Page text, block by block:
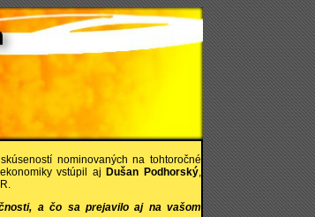
nominovaných na tohtoročné
vstúpil aj Dušan Podhorský,
a čo sa prejavilo aj na vašom